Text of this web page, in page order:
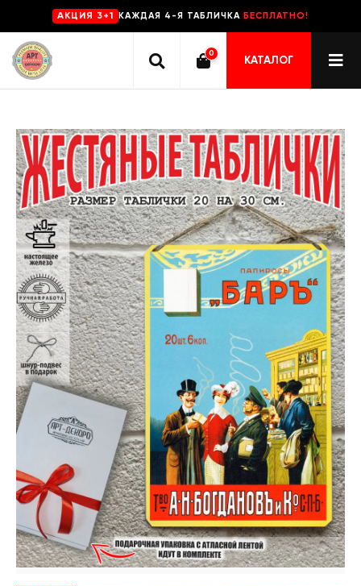
AKЦИЯ 3+1 КАЖДАЯ 4-Я ТАБЛИЧКА БЕСПЛАТНО!
0
КАТАЛОГ